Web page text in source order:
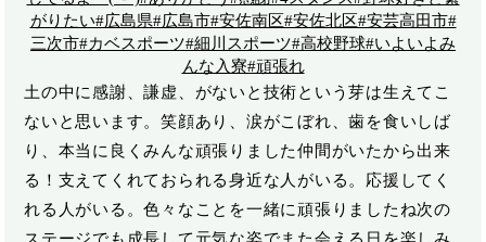
土の中に感謝、謙虚、がないと技術という芽は生えてこ
ないと思います。笑顔あり、涙がこぼれ、歯を食いしば
り、本当に良くみんな頑張りました仲間がいたから出来
る！支えてくれておられる身近な人がいる。応援してく
れる人がいる。色々なことを一緒に頑張りましたね次の
ステージでも成長して元気な姿でまた会える日を楽しみ